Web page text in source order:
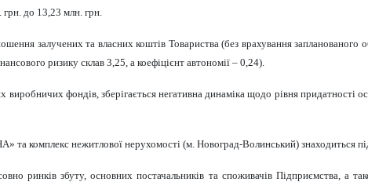
грн. до 13,23 млн. грн.
залучених та власних коштів Товариства (без врахування запланованого
ризику склав 3,25, а коефіцієнт автономії – 0,24).
фондів, зберігається негативна динаміка щодо рівня придатності
комплекс нежитлової нерухомості (м. Новоград-Волинський) знаходиться
ринків збуту, основних постачальників та споживачів Підприємства, а